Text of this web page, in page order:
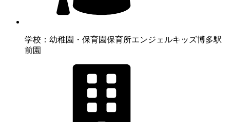
学校：幼稚園・保育園保育所エンジェルキッズ博多駅
前園